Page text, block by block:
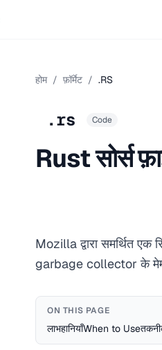
होम / फ़ॉर्मेट / .RS
.rs Code
Rust सोर्स
Mozilla द्वारा समर्थित एक
garbage collector के
ON THIS PAGE
लाभहानियाँWhen to Use